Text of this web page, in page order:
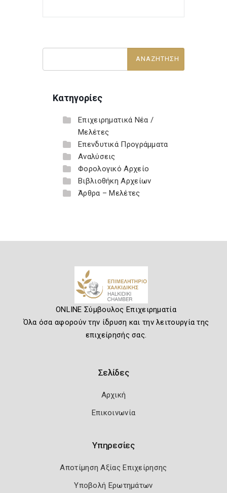
Κατηγορίες
Επιχειρηματικά Νέα /
Μελέτες
Επενδυτικά Προγράμματα
Αναλύσεις
Φορολογικό Αρχείο
Βιβλιοθήκη Αρχείων
Άρθρα – Μελέτες
ONLINE Σύμβουλος Επιχειρηματία
Όλα όσα αφορούν την ίδρυση και την λειτουργία της
επιχείρησής σας.
Σελίδες
Αρχική
Επικοινωνία
Υπηρεσίες
Αποτίμηση Αξίας Επιχείρησης
Υποβολή Ερωτημάτων